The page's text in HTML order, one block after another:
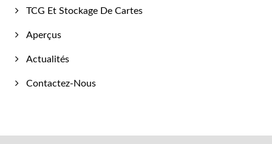
TCG Et Stockage De Cartes
Aperçus
Actualités
Contactez-Nous